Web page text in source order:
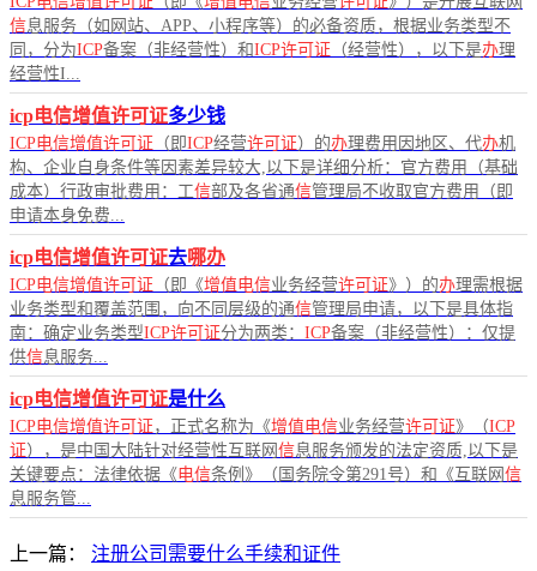
信息服务（如网站、APP、小程序等）的必备资质，根据业务类型不
同，分为ICP备案（非经营性）和ICP许可证 （经营性），以下是办理
经营性I...
icp电信增值许可证多少钱
ICP电信增值许可证 （即ICP经营许可证）的办理费用因地区、代办机
构、企业自身条件等因素差异较大,以下是详细分析：官方费用（基础
成本）行政审批费用：工信部及各省通信管理局不收取官方费用（即
申请本身免费...
icp电信增值许可证去哪办
ICP电信增值许可证 （即《增值电信业务经营许可证》）的办理需根据
业务类型和覆盖范围，向不同层级的通信管理局申请，以下是具体指
南：确定业务类型ICP许可证分为两类： ICP备案（非经营性）：仅提
供信息服务...
icp电信增值许可证是什么
ICP电信增值许可证 ，正式名称为《增值电信业务经营许可证》（ICP
证），是中国大陆针对经营性互联网 信息服务颁发的法定资质,以下是
关键要点：法律依据《电信条例》（国务院令第291号）和《互联网 信
息服务管...
上一篇：
注册公司需要什么手续和证件